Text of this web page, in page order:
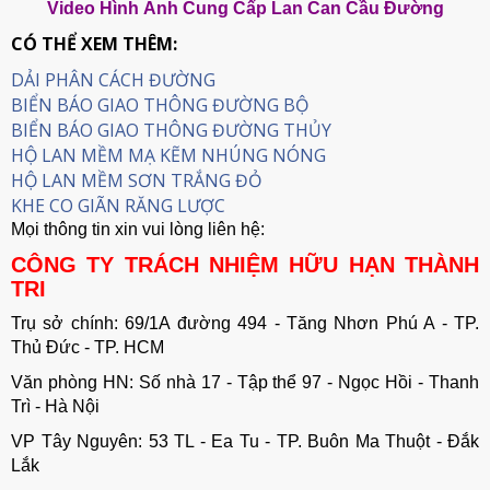
Video Hình Ảnh Cung Cấp Lan Can Cầu Đường
CÓ THỂ XEM THÊM:
DẢI PHÂN CÁCH ĐƯỜNG
BIỂN BÁO GIAO THÔNG ĐƯỜNG BỘ
BIỂN BÁO GIAO THÔNG ĐƯỜNG THỦY
HỘ LAN MỀM MẠ KẼM NHÚNG NÓNG
HỘ LAN MỀM SƠN TRẮNG ĐỎ
KHE CO GIÃN RĂNG LƯỢC
Mọi thông tin xin vui lòng liên hệ:
CÔNG TY TRÁCH NHIỆM HỮU HẠN THÀNH
TRI
Trụ sở chính: 69/1A đường 494 - Tăng Nhơn Phú A - TP.
Thủ Đức - TP. HCM
Văn phòng HN: Số nhà 17 - Tập thể 97 - Ngọc Hồi - Thanh
Trì - Hà Nội
VP Tây Nguyên: 53 TL - Ea Tu - TP. Buôn Ma Thuột - Đắk
Lắk